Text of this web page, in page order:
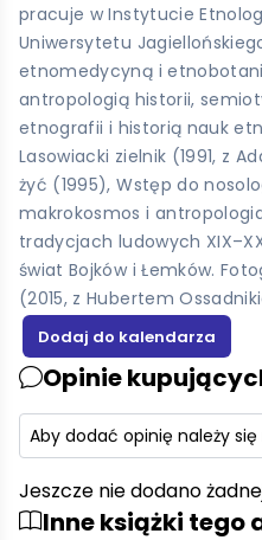
pracuje w Instytucie
Uniwersytetu
etnomedycyną i
antropologią historii,
etnografii i historią nauk
Lasowiacki zielnik (1991, z
żyć (1995), Wstęp do
makrokosmos i
tradycjach ludowych
świat Bojków i Łemków.
(2015, z Hubertem
Opinie
Aby dodać opinię należy
Jeszcze nie dodano
Inne książki tego